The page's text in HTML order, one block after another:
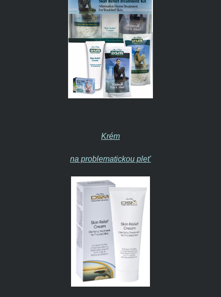
Krém
na problematickou plet'